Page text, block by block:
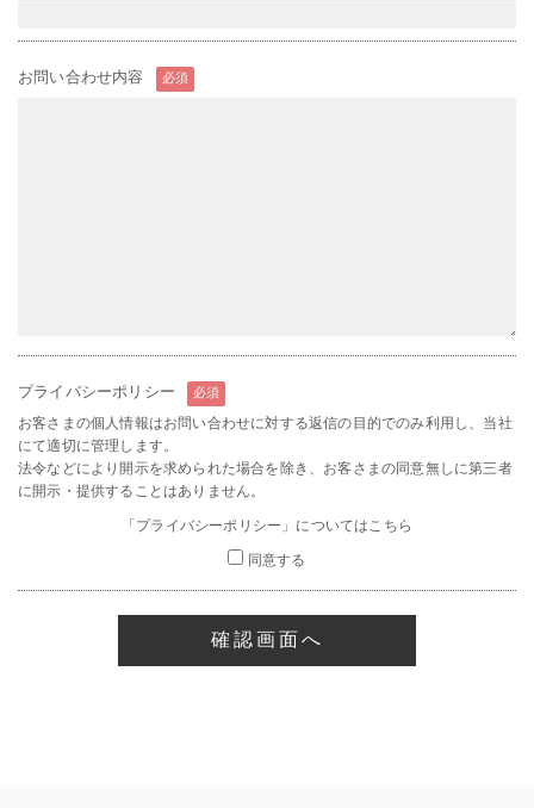
お問い合わせ内容 必須
プライバシーポリシー 必須
お客さまの個人情報はお問い合わせに対する返信の目的でのみ利用し、当社
にて適切に管理します。
法令などにより開示を求められた場合を除き、お客さまの同意無しに第三者
に開示・提供することはありません。
「プライバシーポリシー」についてはこちら
同意する